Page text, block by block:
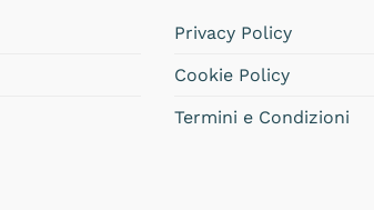
Privacy Policy
Cookie Policy
Termini e Condizioni